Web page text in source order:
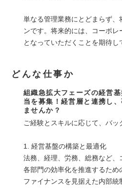
単なる管理業務にとどまらず
ンです。将来的には、コーポ
となっていただくことを期待し
どんな仕事か
組織急拡大フェーズの経営
当を募集！経営層と連携し
ませんか？
ご経験とスキルに応じて、バッ
1. 経営基盤の構築と最適化
法務、経理、労務、総務など
各部門の効率化を推進するため
ファイナンスを見据えた内部